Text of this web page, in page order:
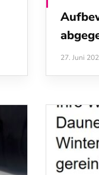
27. Juni